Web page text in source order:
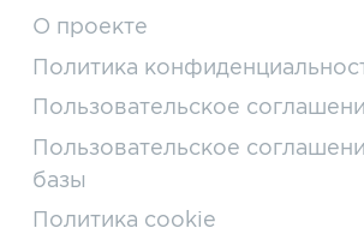
О проекте
Политика
Пользовательское
Пользовательское
базы
Политика cookie